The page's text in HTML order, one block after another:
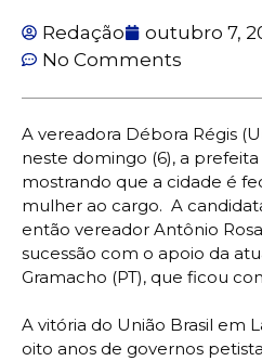
Redação outubro 7,
No Comments
A vereadora Débora Régis
neste domingo (6), a
mostrando que a cidade é
mulher ao cargo. A
então vereador Antônio
sucessão com o apoio da
Gramacho (PT), que ficou
A vitória do União Brasil em
oito anos de governos